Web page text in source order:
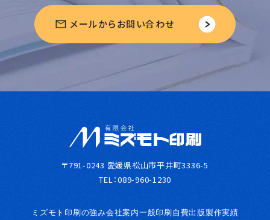
メールからお問い合わせ
〒791-0243 愛媛県松山市平井町3336-5
TEL：089-960-1230
ミズモト印刷の強み会社案内一般印刷自費出版製作実績